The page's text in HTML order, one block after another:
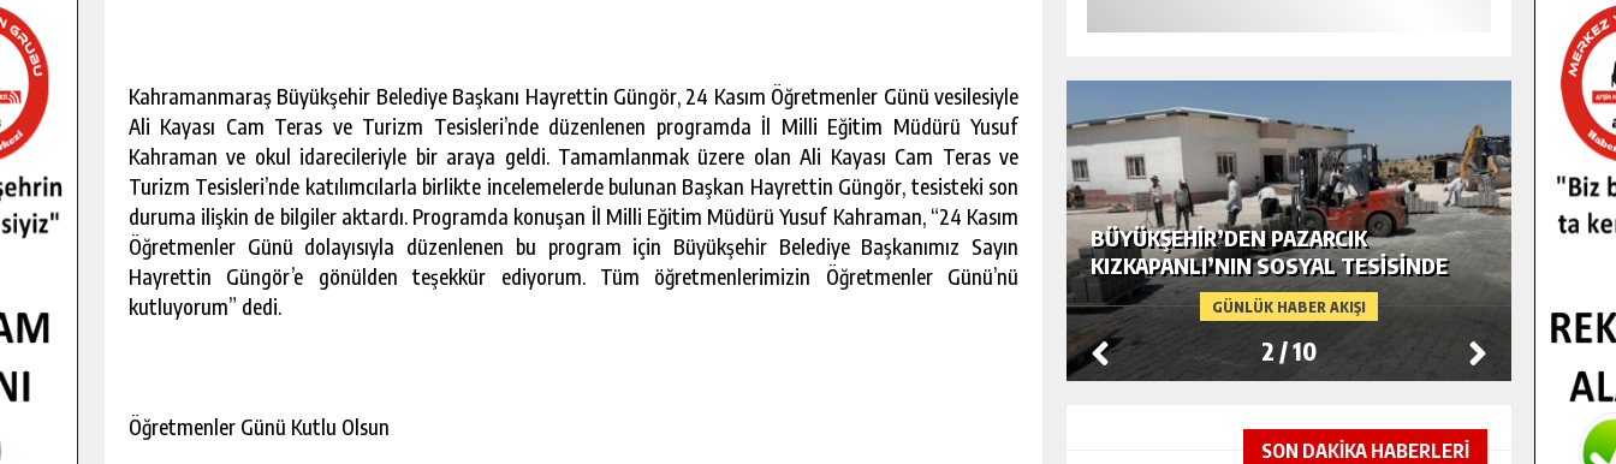
Kahramanmaraş Büyükşehir Belediye Başkanı Hayrettin Güngör, 24 Kasım Öğretmenler Günü vesilesiyle
Ali Kayası Cam Teras ve Turizm Tesisleri’nde düzenlenen programda İl Milli Eğitim Müdürü Yusuf
Kahraman ve okul idarecileriyle bir araya geldi. Tamamlanmak üzere olan Ali Kayası Cam Teras ve
Turizm Tesisleri’nde katılımcılarla birlikte incelemelerde bulunan Başkan Hayrettin Güngör, tesisteki son
duruma ilişkin de bilgiler aktardı. Programda konuşan İl Milli Eğitim Müdürü Yusuf Kahraman, “24 Kasım
Öğretmenler Günü dolayısıyla düzenlenen bu program için Büyükşehir Belediye Başkanımız Sayın
Hayrettin Güngör’e gönülden teşekkür ediyorum. Tüm öğretmenlerimizin Öğretmenler Günü’nü
kutluyorum” dedi.
Öğretmenler Günü Kutlu Olsun
GENÇLER PUSULA MARAŞ KAMPINDA
YENI MEDYA VE FOTOĞRAFÇILIĞI
KEŞFETTI.
GÖKSUN HAFIZLIK KIZ KUR’AN KURSU
ÖĞRENCILERINE DARENDE GEZISI.
GÜNLÜK HABER AKIŞI
BÜYÜKŞEHIR’DEN PAZARCIK
KIZKAPANLI’NIN SOSYAL TESISINDE
ÇEVRE DÜZENLEMESI.
2 /10
SON DAKİKA HABERLERİ